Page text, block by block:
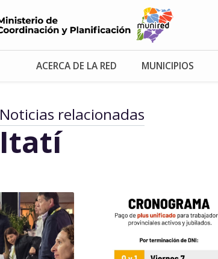
ACERCA DE LA RED MUNICIPIOS
Noticias relacionadas
Itatí